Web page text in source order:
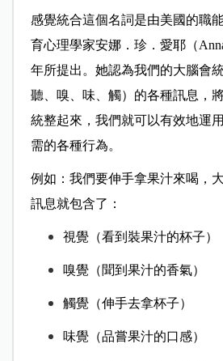
感覺統合這個名詞是由美國的職
育心理學家安娜．珍．愛耶（
年所提出。她認為我們的大腦會
聽、嗅、味、觸）的各種訊息，
統整起來，我們就可以有效地運
需的各種行為。
例如：我們要伸手拿果汁來喝，
訊息就包含了：
視覺（看到裝果汁的杯子）
嗅覺（聞到果汁的香氣）
觸覺（伸手去拿杯子）
味覺（品嘗果汁的口感）